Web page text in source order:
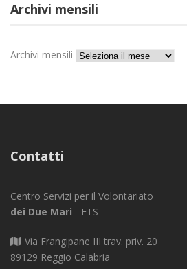
Archivi mensili
Archivi mensili
Contatti
Centro Servizi per il Volontariato
dei Due Mari - ETS
Via Frangipane III trav. priv. 20
89129 Reggio Calabria